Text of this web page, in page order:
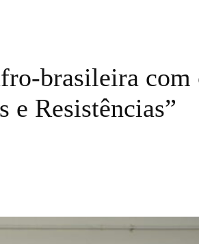
brasileira com
e Resistências”